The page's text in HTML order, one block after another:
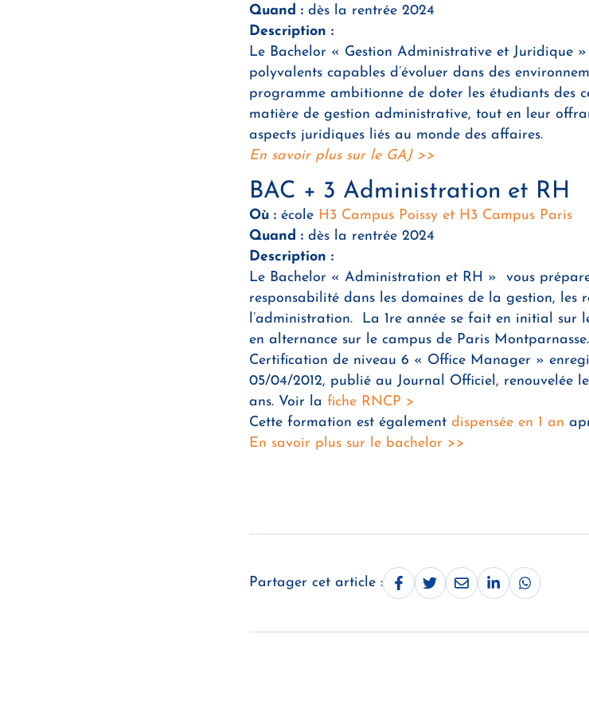
Quand :dès la rentrée 2024
Description :
Le Bachelor « Gestion Administrative et Juridique
polyvalents capables d’évoluer dans des
programme ambitionne de doter les étudiants des
matière de gestion administrative, tout en leur
aspects juridiques liés au monde des affaires.
En savoir plus sur le GAJ >>
BAC + 3 Administration et RH
Où :école H3 Campus Poissy et H3 Campus Paris
Quand :dès la rentrée 2024
Description :
Le Bachelor « Administration et RH » vous
responsabilité dans les domaines de la gestion, les
l’administration. La 1re année se fait en initial sur
en alternance sur le campus de Paris Montparnasse.
Certification de niveau 6 « Office Manager »
05/04/2012, publié au Journal Officiel, renouvelée
ans. Voir la fiche RNCP >
Cette formation est également dispensée en 1 an
En savoir plus sur le bachelor >>
Partager cet article : Partager sur Facebook
Partager sur Twitter
Partager par mail
Partager sur
Partager